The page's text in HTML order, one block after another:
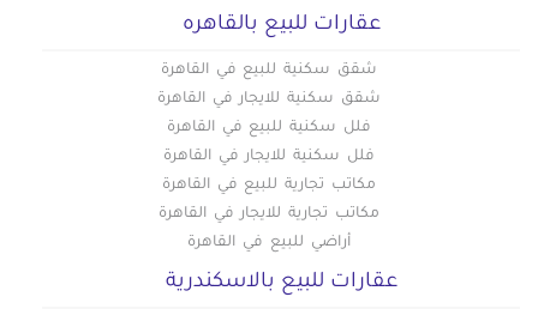
عقارات للبيع بالقاهره
شقق سكنية للبيع في القاهرة
شقق سكنية للايجار في القاهرة
فلل سكنية للبيع في القاهرة
فلل سكنية للايجار في القاهرة
مكاتب تجارية للبيع في القاهرة
مكاتب تجارية للايجار في القاهرة
أراضي للبيع في القاهرة
عقارات للبيع بالاسكندرية